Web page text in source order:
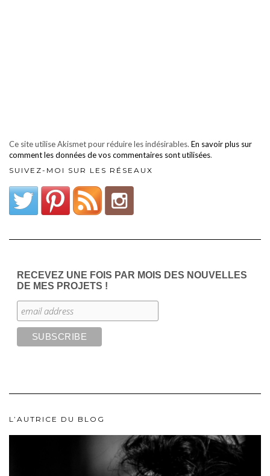
Ce site utilise Akismet pour réduire les indésirables. En savoir plus sur
comment les données de vos commentaires sont utilisées.
SUIVEZ-MOI SUR LES RÉSEAUX
RECEVEZ UNE FOIS PAR MOIS DES NOUVELLES
DE MES PROJETS !
L’AUTRICE DU BLOG